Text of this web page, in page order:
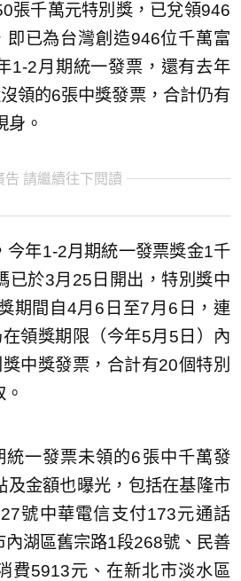
張千萬元特別獎，已兌領946
即已為台灣創造946位千萬富
1-2月期統一發票，還有去年
領的6張中獎發票，合計仍有
身。
告 請繼續往下閱讀
今年1-2月期統一發票獎金1千
已於3月25日開出，特別獎中
期間自4月6日至7月6日，連
領獎期限（今年5月5日）內
中獎發票，合計有20個特別
統一發票未領的6張中千萬發
及金額也曝光，包括在基隆市
號中華電信支付173元通話
內湖區舊宗路1段268號、民善
費5913元、在新北市淡水區